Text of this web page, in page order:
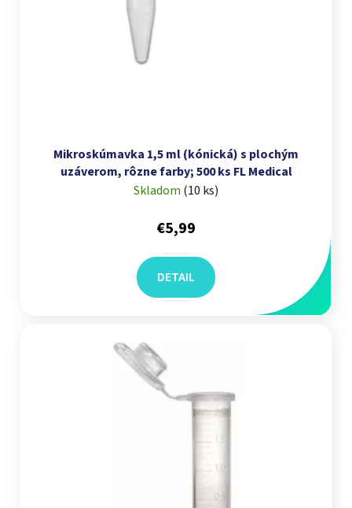
Mikroskúmavka 1,5 ml (kónická) s plochým
uzáverom, rôzne farby; 500 ks FL Medical
Skladom (10 ks)
€5,99
DETAIL